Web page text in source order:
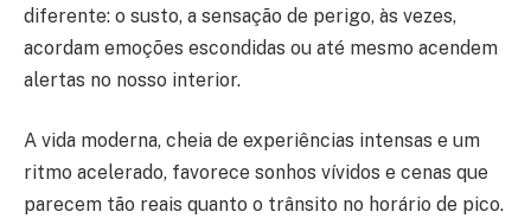
diferente: o susto, a sensação de perigo, às vezes,
acordam emoções escondidas ou até mesmo acendem
alertas no nosso interior.
A vida moderna, cheia de experiências intensas e um
ritmo acelerado, favorece sonhos vívidos e cenas que
parecem tão reais quanto o trânsito no horário de pico.